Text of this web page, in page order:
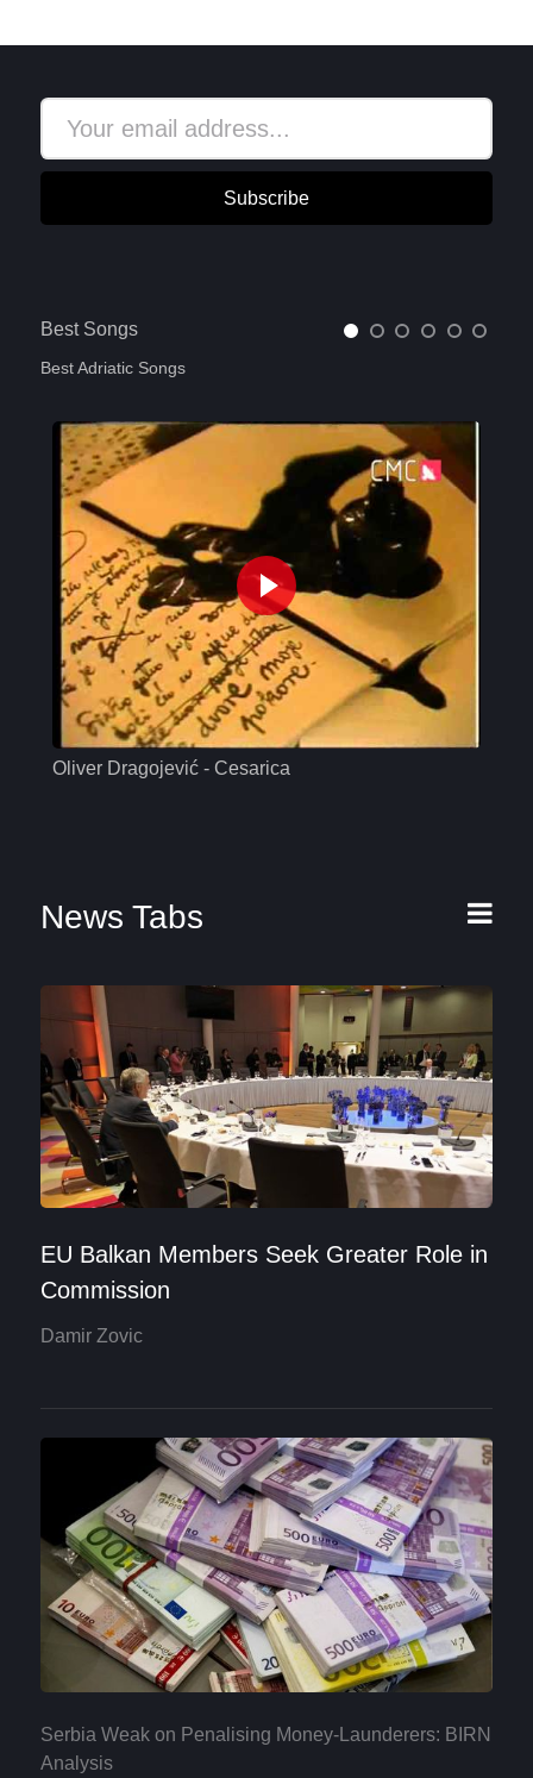
Subscribe
Best Songs
Best Adriatic Songs
Oliver Dragojević - Cesarica
News Tabs
EU Balkan Members Seek Greater Role in
Commission
Damir Zovic
Serbia Weak on Penalising Money-Launderers: BIRN
Analysis